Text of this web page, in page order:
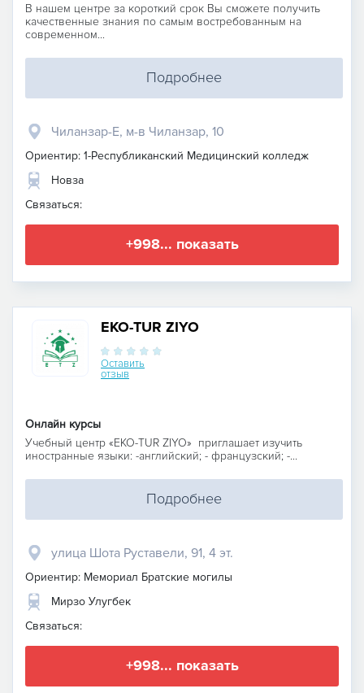
В нашем центре за короткий срок Вы сможете получить
качественные знания по самым востребованным на
современном...
Подробнее
Чиланзар-Е, м-в Чиланзар, 10
Ориентир: 1-Республиканский Медицинский колледж
Новза
Связаться:
+998... показать
EKO-TUR ZIYO
Оставить
отзыв
Онлайн курсы
Учебный центр «EKO-TUR ZIYO» приглашает изучить
иностранные языки: -английский; - французский; -...
Подробнее
улица Шота Руставели, 91, 4 эт.
Ориентир: Мемориал Братские могилы
Мирзо Улугбек
Связаться:
+998... показать